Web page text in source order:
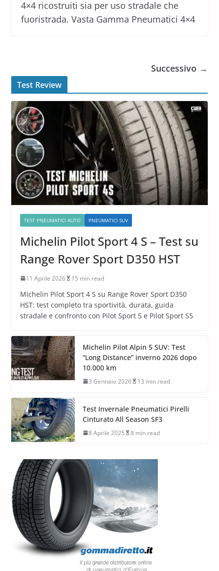
4×4 ricostruiti sia per uso stradale che
fuoristrada. Vasta Gamma Pneumatici 4×4
Successivo →
Test Review
TEST PNEUMATICI AUTO PNEUMATICI SUV
Michelin Pilot Sport 4 S – Test su
Range Rover Sport D350 HST
11 Aprile 2026 15 min read
Michelin Pilot Sport 4 S su Range Rover Sport D350
HST: test completo tra sportività, durata, guida
stradale e confronto con Pilot Sport 5 e Pilot Sport S5
Michelin Pilot Alpin 5 SUV: Test
“Long Distance” inverno 2026 dopo
10.000 km
3 Gennaio 2026 13 min read
Test Invernale Pneumatici Pirelli
Cinturato All Season SF3
8 Aprile 2025 8 min read